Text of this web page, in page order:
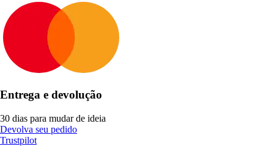
Entrega e devolução
30 dias para mudar de ideia
Devolva seu pedido
Trustpilot